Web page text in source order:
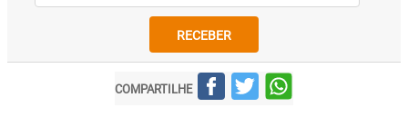
RECEBER
COMPARTILHE